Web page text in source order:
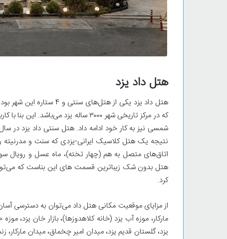
هتل داد یزد
هتل داد یزد یکی از
اتاق‌های متصل به هم (چهار تخته)، ماه عسل و رویال
هتل بدون شک زیباترین قسمت های این بناست که
کرد.
از مزایای موقعیت مکانی هتل داد می‌توان به دسترسی
مارکار، موزه آب یزد (خانه کلاهدوزها)، بازار خان یزد،
یزد، گلستان قدیم یزد، میدان امیر چخماق، میدان